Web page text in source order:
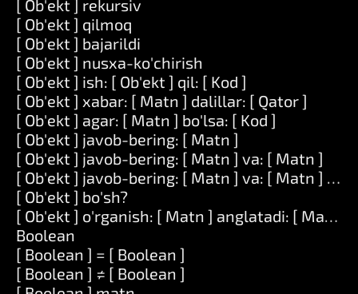
[ Ob'ekt ] rekursiv
[ Ob'ekt ] qilmoq
[ Ob'ekt ] bajarildi
[ Ob'ekt ] nusxa-ko'chirish
[ Ob'ekt ] ish: [ Ob'ekt ] qil: [ Kod ]
[ Ob'ekt ] xabar: [ Matn ] dalillar: [ Qator ]
[ Ob'ekt ] agar: [ Matn ] bo'lsa: [ Kod ]
[ Ob'ekt ] javob-bering: [ Matn ]
[ Ob'ekt ] javob-bering: [ Matn ] va: [ Matn ]
[ Ob'ekt ] javob-bering: [ Matn ] va: [ Matn ] va:
[ Ob'ekt ] bo'sh?
[ Ob'ekt ] o'rganish: [ Matn ] anglatadi: [ Matn ]
Boolean
[ Boolean ] = [ Boolean ]
[ Boolean ] ≠ [ Boolean ]